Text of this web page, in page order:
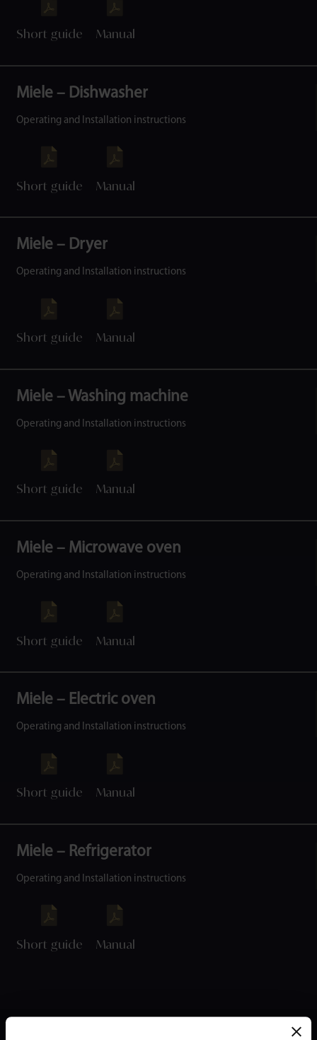
Short guide Manual
Miele – Dishwasher
Operating and Installation instructions
Short guide Manual
Miele – Dryer
Operating and Installation instructions
Short guide Manual
Miele – Washing machine
Operating and Installation instructions
Short guide Manual
Miele – Microwave oven
Operating and Installation instructions
Short guide Manual
Miele – Electric oven
Operating and Installation instructions
Short guide Manual
Miele – Refrigerator
Operating and Installation instructions
Short guide Manual